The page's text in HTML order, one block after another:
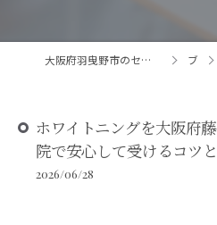
大阪府羽曳野市のセルフホワイトニングならホワイトニングセンター大阪羽曳野店 ブログ
ホワイトニングを大阪府
院で安心して受けるコツ
2026/06/28